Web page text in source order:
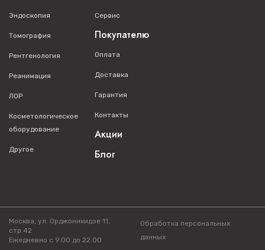
Эндоскопия
Томография
Рентгенология
Реанимация
ЛОР
Косметологическое
оборудование
Другое
Сервис
Покупателю
Оплата
Доставка
Гарантия
Контакты
Акции
Блог
Москва, ул. Орджоникидзе 11,
стр.42
Ежедневно с 9.00 до 22.00
Обработка персональных
данных